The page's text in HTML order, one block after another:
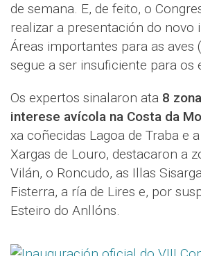
de semana. E, de feito, o
realizar a presentación do novo
Áreas importantes para as aves
segue a ser insuficiente para os
Os expertos sinalaron ata 8
interese avícola na Costa da
xa coñecidas Lagoa de Traba e
Xargas de Louro, destacaron a
Vilán, o Roncudo, as Illas
Fisterra, a ría de Lires e, por
Esteiro do Anllóns.